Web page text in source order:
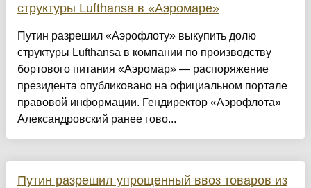
структуры Lufthansa в «Аэромаре»
Путин разрешил «Аэрофлоту» выкупить долю
структуры Lufthansa в компании по производству
бортового питания «Аэромар» — распоряжение
президента опубликовано на официальном портале
правовой информации. Гендиректор «Аэрофлота»
Александровский ранее гово...
Путин разрешил упрощенный ввоз товаров из